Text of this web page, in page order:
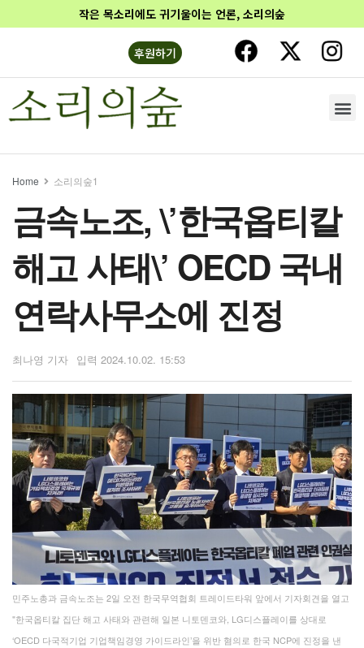
작은 목소리에도 귀기울이는 언론, 소리의숲
후원하기
Home 소리의숲1
금속노조, \’한국옵티칼
해고 사태\’ OECD 국내
연락사무소에 진정
최나영 기자 2024.10.02. 15:53
민주노총과 금속노조는 2일 오전 한국무역협회 트레이드타워 앞에서 기자회견을 열고
"한국옵티칼 집단 해고 사태와 관련해 일본 니토덴코와, LG디스플레이를 상대로
‘OECD 다국적기업 기업책임경영 가이드라인’을 위반 혐의로 한국 NCP에 진정을 낸